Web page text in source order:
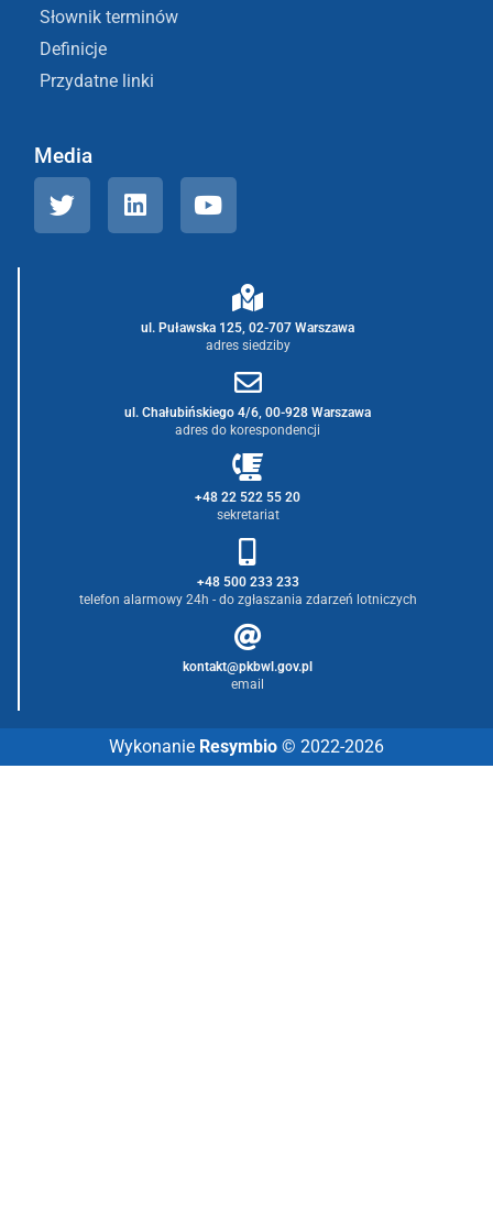
Słownik terminów
Definicje
Przydatne linki
Media
ul. Puławska 125, 02-707 Warszawa
adres siedziby
ul. Chałubińskiego 4/6, 00-928 Warszawa
adres do korespondencji
+48 22 522 55 20
sekretariat
+48 500 233 233
telefon alarmowy 24h - do zgłaszania zdarzeń lotniczych
kontakt@pkbwl.gov.pl
email
Wykonanie Resymbio © 2022-2026